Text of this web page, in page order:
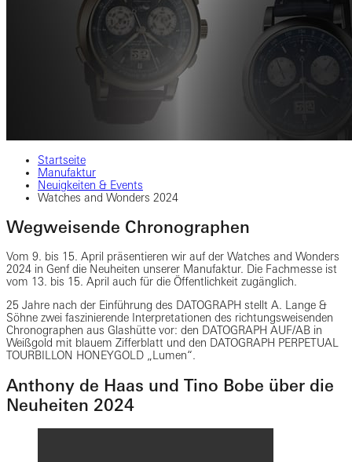
Startseite
Manufaktur
Neuigkeiten & Events
Watches and Wonders 2024
Wegweisende Chronographen
Vom 9. bis 15. April präsentieren wir auf der Watches and Wonders
2024 in Genf die Neuheiten unserer Manufaktur. Die Fachmesse ist
vom 13. bis 15. April auch für die Öffentlichkeit zugänglich.
25 Jahre nach der Einführung des DATOGRAPH stellt A. Lange &
Söhne zwei faszinierende Interpretationen des richtungsweisenden
Chronographen aus Glashütte vor: den DATOGRAPH AUF/AB in
Weißgold mit blauem Zifferblatt und den DATOGRAPH PERPETUAL
TOURBILLON HONEYGOLD „Lumen“.
Anthony de Haas und Tino Bobe über die
Neuheiten 2024